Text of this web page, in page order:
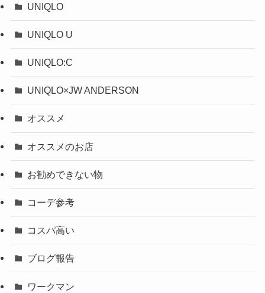
UNIQLO
UNIQLO U
UNIQLO:C
UNIQLO×JW ANDERSON
オススメ
オススメのお店
お勧めできない物
コーデ参考
コスパ高い
ブログ報告
ワークマン